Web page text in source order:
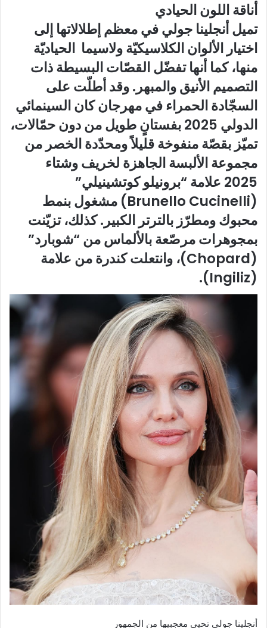
أناقة اللون الحيادي
تميل أنجلينا جولي في معظم إطلالاتها إلى
اختيار الألوان الكلاسيكيّة ولاسيما الحياديّة
منها، كما أنها تفضّل القصّات البسيطة ذات
التصميم الأنيق والمبهر. وقد أطلّت على
السجّادة الحمراء في مهرجان كان السينمائي
الدولي 2025 بفستانٍ طويل من دون حمّالات،
تميّز بقصّة منفوخة قليلاً ومحدّدة الخصر من
مجموعة الألبسة الجاهزة لخريف وشتاء
2025 علامة “برونيلو كوتشينيلي”
(Brunello Cucinelli) مشغول بنمط
محبوك ومطرّز بالترتر الكبير. كذلك، تزيّنت
بمجوهرات مرصّعة بالألماس من “شوبارد”
(Chopard)، وانتعلت كندرة من علامة
(Ingiliz).
أنجلينا جولي تحيي معجبيها من الجمهور